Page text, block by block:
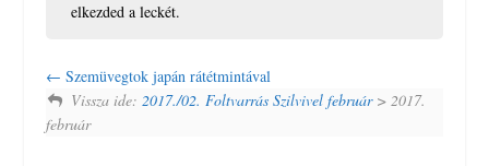
elkezded a leckét.
Szemüvegtok japán rátétmintával
Vissza ide:2017./02. Foltvarrás Szilvivel február> 2017.
február